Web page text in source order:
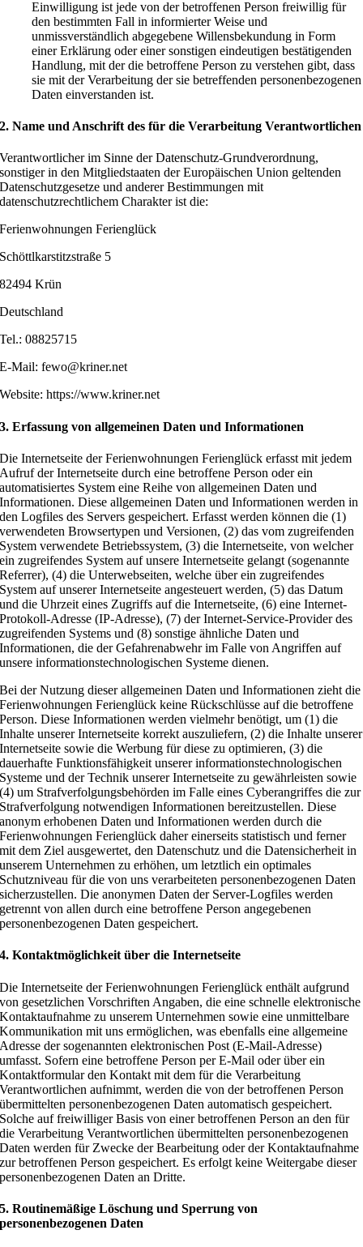
Einwilligung ist jede von der betroffenen Person freiwillig für
den bestimmten Fall in informierter Weise und
unmissverständlich abgegebene Willensbekundung in Form
einer Erklärung oder einer sonstigen eindeutigen bestätigenden
Handlung, mit der die betroffene Person zu verstehen gibt, dass
sie mit der Verarbeitung der sie betreffenden personenbezogenen
Daten einverstanden ist.
2. Name und Anschrift des für die Verarbeitung Verantwortlichen
Verantwortlicher im Sinne der Datenschutz-Grundverordnung,
sonstiger in den Mitgliedstaaten der Europäischen Union geltenden
Datenschutzgesetze und anderer Bestimmungen mit
datenschutzrechtlichem Charakter ist die:
Ferienwohnungen Ferienglück
Schöttlkarstitzstraße 5
82494 Krün
Deutschland
Tel.: 08825715
E-Mail: fewo@kriner.net
Website: https://www.kriner.net
3. Erfassung von allgemeinen Daten und Informationen
Die Internetseite der Ferienwohnungen Ferienglück erfasst mit jedem
Aufruf der Internetseite durch eine betroffene Person oder ein
automatisiertes System eine Reihe von allgemeinen Daten und
Informationen. Diese allgemeinen Daten und Informationen werden in
den Logfiles des Servers gespeichert. Erfasst werden können die (1)
verwendeten Browsertypen und Versionen, (2) das vom zugreifenden
System verwendete Betriebssystem, (3) die Internetseite, von welcher
ein zugreifendes System auf unsere Internetseite gelangt (sogenannte
Referrer), (4) die Unterwebseiten, welche über ein zugreifendes
System auf unserer Internetseite angesteuert werden, (5) das Datum
und die Uhrzeit eines Zugriffs auf die Internetseite, (6) eine Internet-
Protokoll-Adresse (IP-Adresse), (7) der Internet-Service-Provider des
zugreifenden Systems und (8) sonstige ähnliche Daten und
Informationen, die der Gefahrenabwehr im Falle von Angriffen auf
unsere informationstechnologischen Systeme dienen.
Bei der Nutzung dieser allgemeinen Daten und Informationen zieht die
Ferienwohnungen Ferienglück keine Rückschlüsse auf die betroffene
Person. Diese Informationen werden vielmehr benötigt, um (1) die
Inhalte unserer Internetseite korrekt auszuliefern, (2) die Inhalte unserer
Internetseite sowie die Werbung für diese zu optimieren, (3) die
dauerhafte Funktionsfähigkeit unserer informationstechnologischen
Systeme und der Technik unserer Internetseite zu gewährleisten sowie
(4) um Strafverfolgungsbehörden im Falle eines Cyberangriffes die zur
Strafverfolgung notwendigen Informationen bereitzustellen. Diese
anonym erhobenen Daten und Informationen werden durch die
Ferienwohnungen Ferienglück daher einerseits statistisch und ferner
mit dem Ziel ausgewertet, den Datenschutz und die Datensicherheit in
unserem Unternehmen zu erhöhen, um letztlich ein optimales
Schutzniveau für die von uns verarbeiteten personenbezogenen Daten
sicherzustellen. Die anonymen Daten der Server-Logfiles werden
getrennt von allen durch eine betroffene Person angegebenen
personenbezogenen Daten gespeichert.
4. Kontaktmöglichkeit über die Internetseite
Die Internetseite der Ferienwohnungen Ferienglück enthält aufgrund
von gesetzlichen Vorschriften Angaben, die eine schnelle elektronische
Kontaktaufnahme zu unserem Unternehmen sowie eine unmittelbare
Kommunikation mit uns ermöglichen, was ebenfalls eine allgemeine
Adresse der sogenannten elektronischen Post (E-Mail-Adresse)
umfasst. Sofern eine betroffene Person per E-Mail oder über ein
Kontaktformular den Kontakt mit dem für die Verarbeitung
Verantwortlichen aufnimmt, werden die von der betroffenen Person
übermittelten personenbezogenen Daten automatisch gespeichert.
Solche auf freiwilliger Basis von einer betroffenen Person an den für
die Verarbeitung Verantwortlichen übermittelten personenbezogenen
Daten werden für Zwecke der Bearbeitung oder der Kontaktaufnahme
zur betroffenen Person gespeichert. Es erfolgt keine Weitergabe dieser
personenbezogenen Daten an Dritte.
5. Routinemäßige Löschung und Sperrung von
personenbezogenen Daten